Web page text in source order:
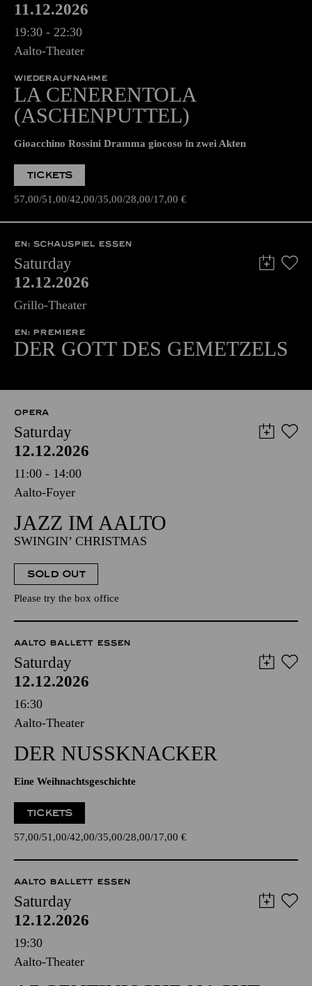
11.12.2026
19:30 - 22:30
Aalto-Theater
WIEDERAUFNAHME
LA CENERENTOLA
(ASCHENPUTTEL)
Gioacchino Rossini Dramma giocoso in zwei Akten
TICKETS
57,00 51,00 42,00 35,00 28,00 17,00 €
EN: SCHAUSPIEL ESSEN
Saturday
12.12.2026
Grillo-Theater
EN: PREMIERE
DER GOTT DES GEMETZELS
OPERA
Saturday
12.12.2026
11:00 - 14:00
Aalto-Foyer
JAZZ IM AALTO
SWINGIN’ CHRISTMAS
SOLD OUT
Please try the box office
AALTO BALLETT ESSEN
Saturday
12.12.2026
16:30
Aalto-Theater
DER NUSSKNACKER
Eine Weihnachtsgeschichte
TICKETS
57,00 51,00 42,00 35,00 28,00 17,00 €
AALTO BALLETT ESSEN
Saturday
12.12.2026
19:30
Aalto-Theater